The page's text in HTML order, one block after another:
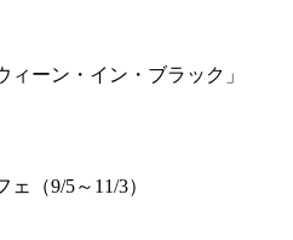
ーン・イン・ブラック」
（9/5～11/3）